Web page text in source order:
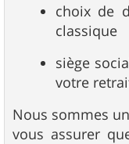
choix de
classique
siège
votre
Nous sommes
vous assurer